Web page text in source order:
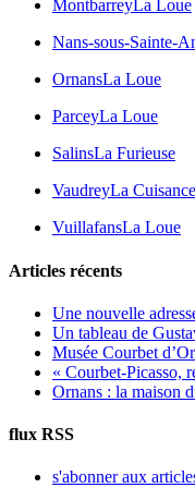
MontbarreyLa Loue
Nans-sous-Sainte-
OrnansLa Loue
ParceyLa Loue
SalinsLa Furieuse
VaudreyLa Cuisance
VuillafansLa Loue
Articles récents
Une nouvelle
Un tableau de
Musée Courbet
« Courbet-Picasso,
Ornans : la maison
flux RSS
s'abonner aux